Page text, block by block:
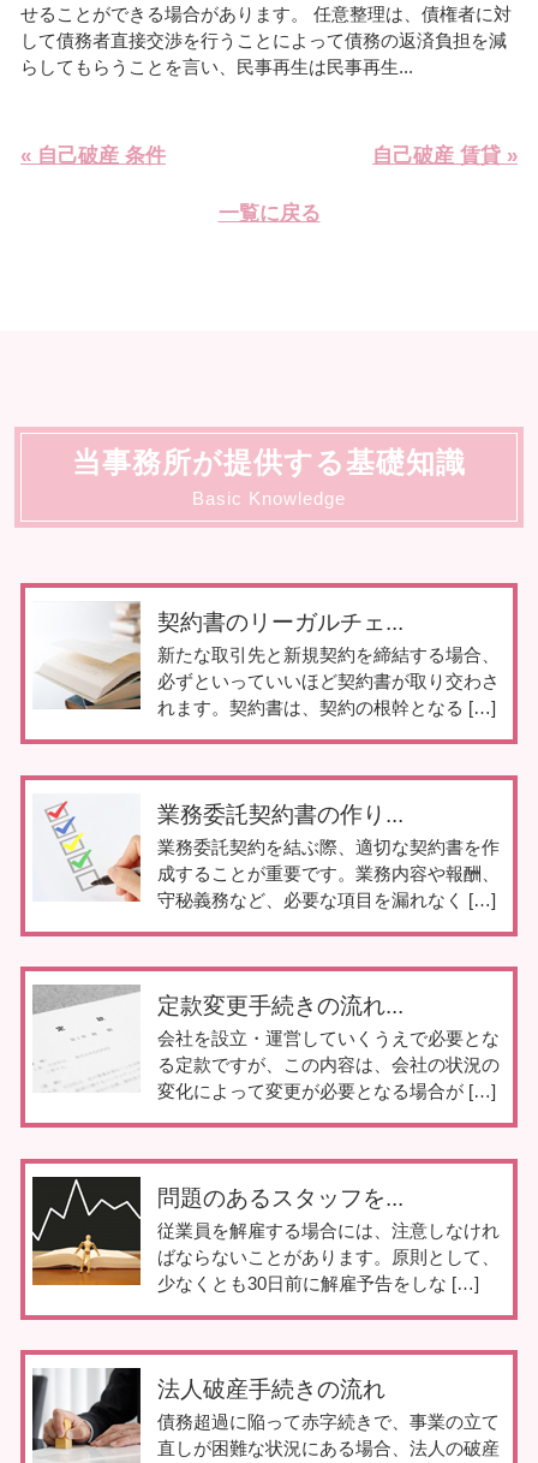
せることができる場合があります。 任意整理は、債権者に対
して債務者直接交渉を行うことによって債務の返済負担を減
らしてもらうことを言い、民事再生は民事再生...
« 自己破産 条件 自己破産 賃貸 »
一覧に戻る
当事務所が提供する基礎知識
Basic Knowledge
契約書のリーガルチェ...
新たな取引先と新規契約を締結する場合、
必ずといっていいほど契約書が取り交わさ
れます。契約書は、契約の根幹となる […]
業務委託契約書の作り...
業務委託契約を結ぶ際、適切な契約書を作
成することが重要です。業務内容や報酬、
守秘義務など、必要な項目を漏れなく […]
定款変更手続きの流れ...
会社を設立・運営していくうえで必要とな
る定款ですが、この内容は、会社の状況の
変化によって変更が必要となる場合が […]
問題のあるスタッフを...
従業員を解雇する場合には、注意しなけれ
ばならないことがあります。原則として、
少なくとも30日前に解雇予告をしな […]
法人破産手続きの流れ
債務超過に陥って赤字続きで、事業の立て
直しが困難な状況にある場合、法人の破産